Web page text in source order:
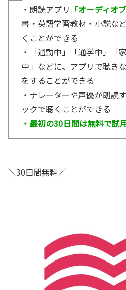
・朗読アプリ 「オーディオ
書・英語学習教材・小説な
くことができる
・「通勤中」「通学中」「
中」などに、アプリで聴き
をすることができる
・ナレーターや声優が朗読
ックで聴くことができる
・最初の30日間は無料で試
＼30日間無料／